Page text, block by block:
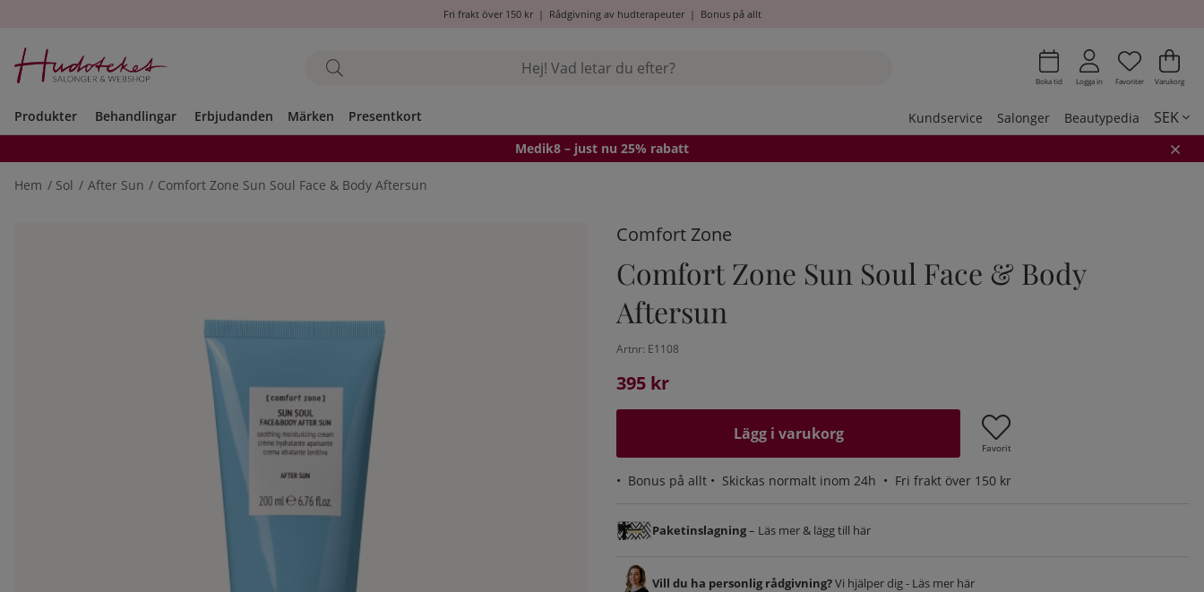
Fri frakt över 150 kr| Rådgivning av hudterapeuter| Bonus på allt
Boka tid Logga in Antal i
.
Favoriter .
Varukorg
Produkter Behandlingar Erbjudanden Märken Presentkort Kundservice Salonger Beautypedia SEK
Medik8 – just nu 25% rabatt
Hem Sol After Sun Comfort Zone Sun Soul Face & Body Aftersun
Comfort Zone
Comfort Zone Sun Soul Face & Body
Aftersun
Artnr: E1108
395 kr
Lägg i varukorg
Favorit
• Bonus på allt • Skickas normalt inom 24h • Fri frakt över 150 kr
Paketinslagning– Läs mer & lägg till här
Vill du ha personlig rådgivning?Vi hjälper dig - Läs mer här